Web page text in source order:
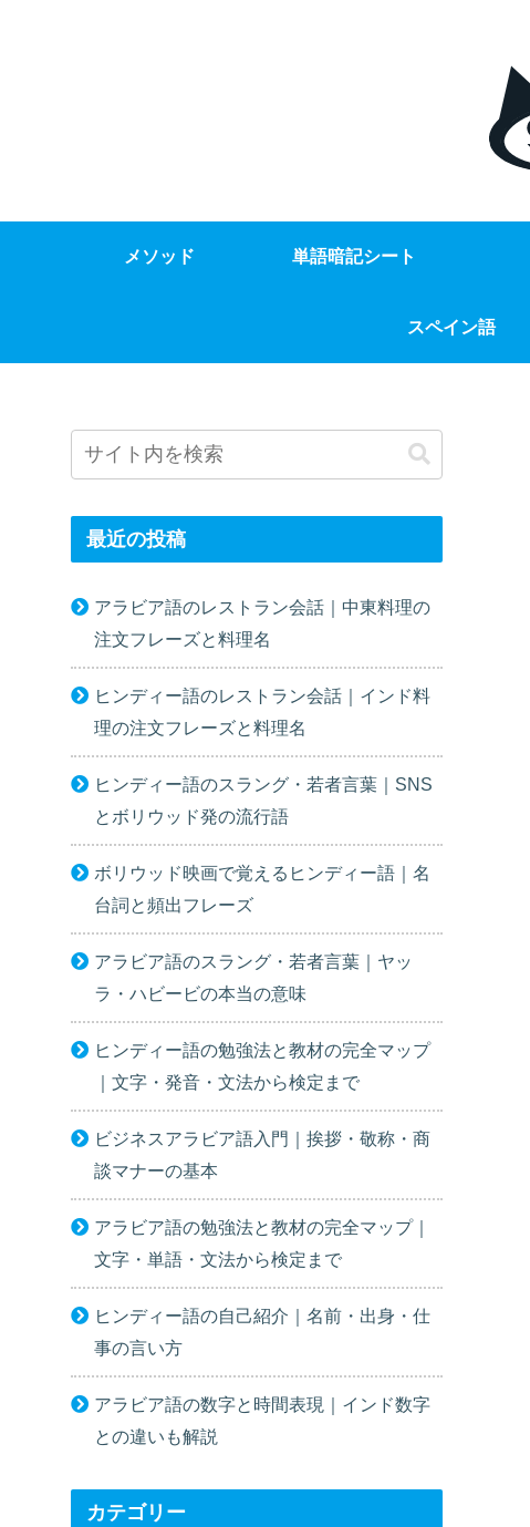
メソッド 単語暗記シート
スペイン語
最近の投稿
アラビア語のレストラン会話｜中東料理の
注文フレーズと料理名
ヒンディー語のレストラン会話｜インド料
理の注文フレーズと料理名
ヒンディー語のスラング・若者言葉｜SNS
とボリウッド発の流行語
ボリウッド映画で覚えるヒンディー語｜名
台詞と頻出フレーズ
アラビア語のスラング・若者言葉｜ヤッ
ラ・ハビービの本当の意味
ヒンディー語の勉強法と教材の完全マップ
｜文字・発音・文法から検定まで
ビジネスアラビア語入門｜挨拶・敬称・商
談マナーの基本
アラビア語の勉強法と教材の完全マップ｜
文字・単語・文法から検定まで
ヒンディー語の自己紹介｜名前・出身・仕
事の言い方
アラビア語の数字と時間表現｜インド数字
との違いも解説
カテゴリー